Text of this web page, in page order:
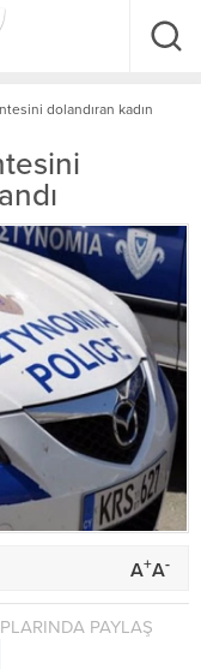
dolandıran kadın
A+A-
PAYLAŞ